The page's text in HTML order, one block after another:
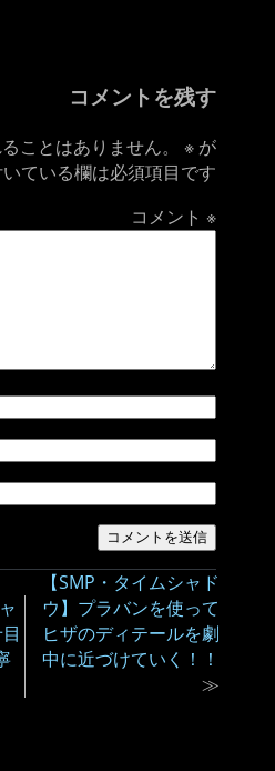
コメントを残す
ことはありません。 ※ が
ている欄は必須項目です
コメント※
【SMP・タイムシャド
ウ】プラバンを使って
ヒザのディテールを劇
中に近づけていく！！
≫